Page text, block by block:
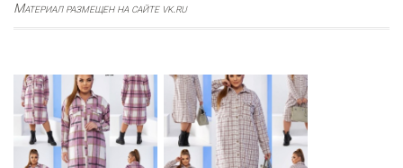
Материал размещен на сайте vk.ru